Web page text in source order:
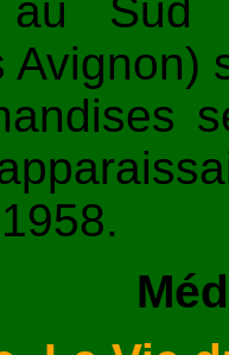
au Sud
Avignon)